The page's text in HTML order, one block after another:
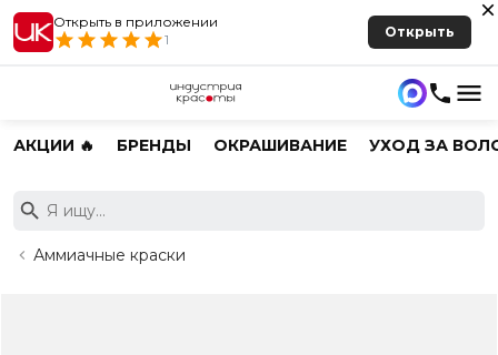
Открыть в приложении
1
Открыть
АКЦИИ 🔥 БРЕНДЫ ОКРАШИВАНИЕ УХОД ЗА
Аммиачные краски